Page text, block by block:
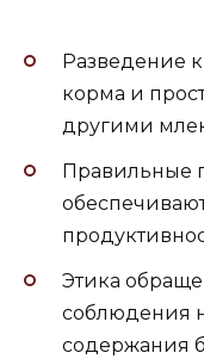
Разведение
корма и
другими
Правильные
Этика
соблюдения
содержания